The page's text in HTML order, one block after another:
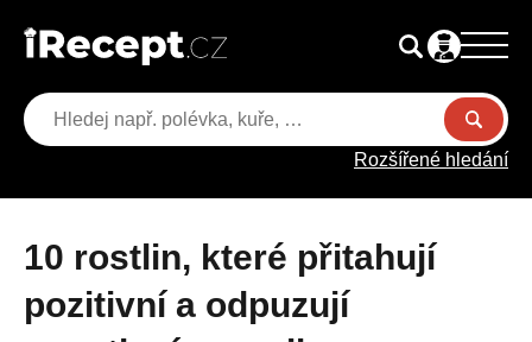
Rozšířené hledání
10 rostlin, které přitahují
pozitivní a odpuzují